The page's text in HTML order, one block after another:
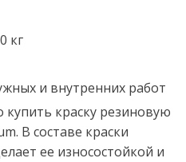
кг
и внутренних работ
краску резиновую
В составе краски
ее износостойкой и